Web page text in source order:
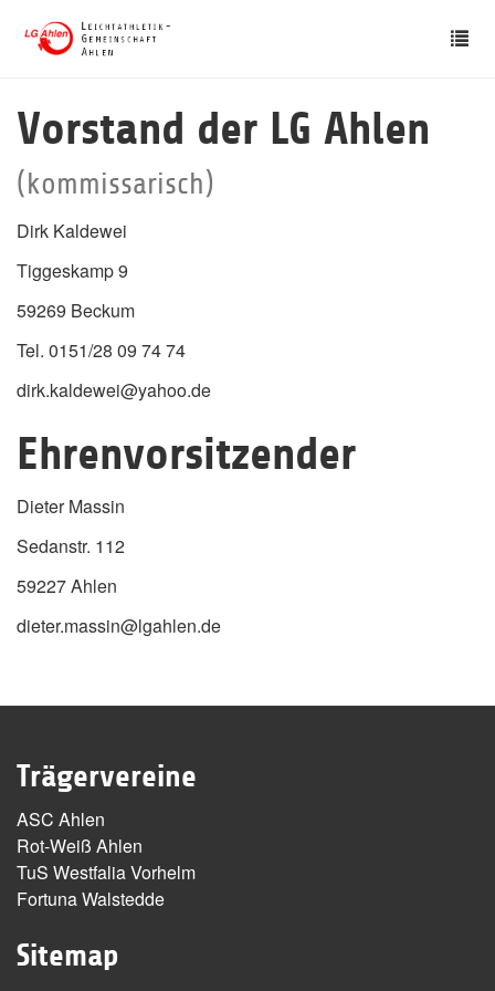
Vorstand der LG Ahlen
(kommissarisch)
Dirk Kaldewei
Tiggeskamp 9
59269 Beckum
Tel. 0151/28 09 74 74
dirk.kaldewei@yahoo.de
Ehrenvorsitzender
Dieter Massin
Sedanstr. 112
59227 Ahlen
dieter.massin@lgahlen.de
Trägervereine
ASC Ahlen
Rot-Weiß Ahlen
TuS Westfalia Vorhelm
Fortuna Walstedde
Sitemap